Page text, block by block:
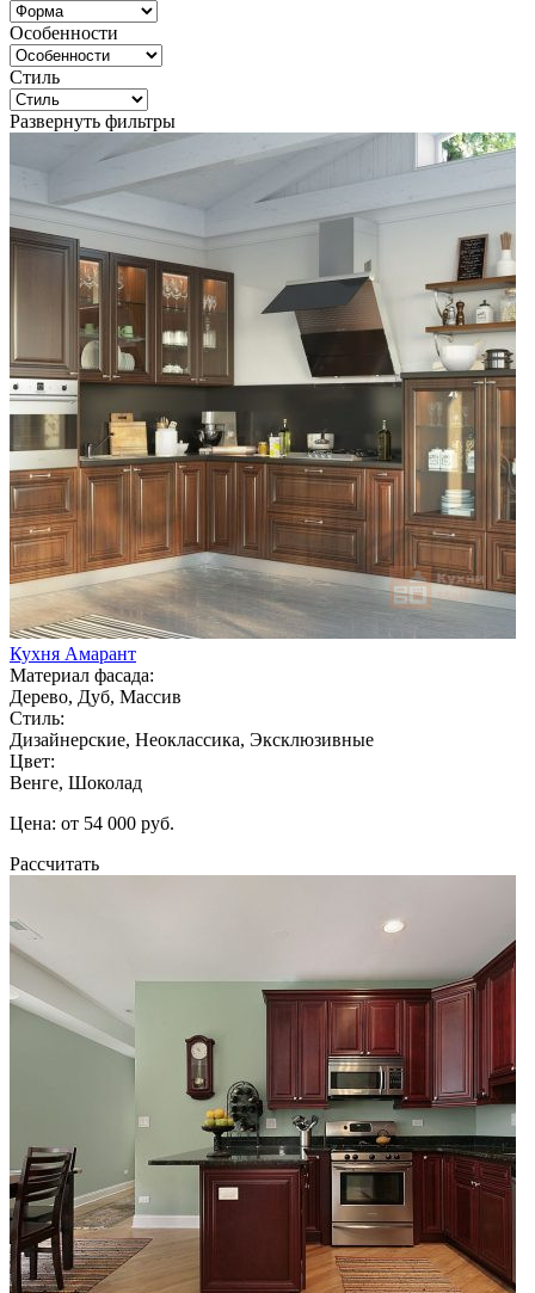
Особенности
Стиль
Развернуть фильтры
Кухня Амарант
Материал фасада:
Дерево, Дуб, Массив
Стиль:
Дизайнерские, Неоклассика, Эксклюзивные
Цвет:
Венге, Шоколад
Цена: от 54 000 руб.
Рассчитать